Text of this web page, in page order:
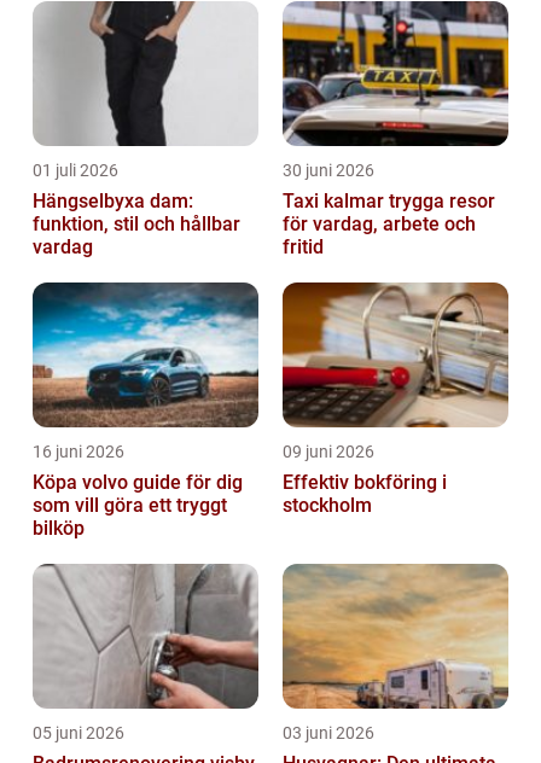
01 juli 2026
Hängselbyxa dam:
funktion, stil och hållbar
vardag
30 juni 2026
Taxi kalmar trygga resor
för vardag, arbete och
fritid
16 juni 2026
Köpa volvo guide för dig
som vill göra ett tryggt
bilköp
09 juni 2026
Effektiv bokföring i
stockholm
05 juni 2026 03 juni 2026